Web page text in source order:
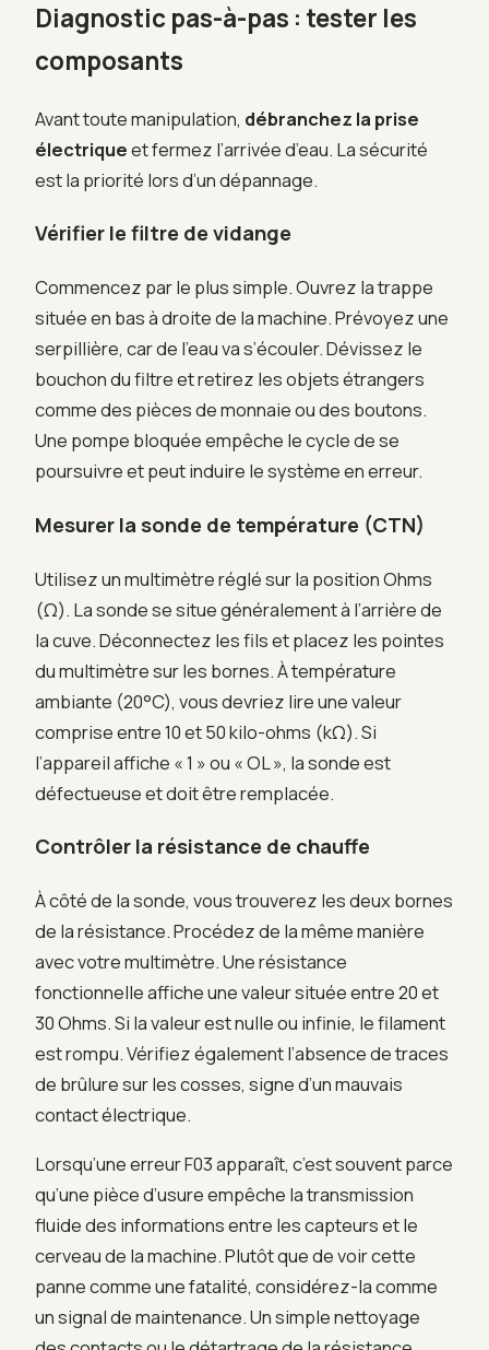
Diagnostic pas-à-pas : tester les
composants
Avant toute manipulation, débranchez la prise
électriqueet fermez l’arrivée d’eau. La sécurité
est la priorité lors d’un dépannage.
Vérifier le filtre de vidange
Commencez par le plus simple. Ouvrez la trappe
située en bas à droite de la machine. Prévoyez une
serpillière, car de l’eau va s’écouler. Dévissez le
bouchon du filtre et retirez les objets étrangers
comme des pièces de monnaie ou des boutons.
Une pompe bloquée empêche le cycle de se
poursuivre et peut induire le système en erreur.
Mesurer la sonde de température (CTN)
Utilisez un multimètre réglé sur la position Ohms
(Ω). La sonde se situe généralement à l’arrière de
la cuve. Déconnectez les fils et placez les pointes
du multimètre sur les bornes. À température
ambiante (20°C), vous devriez lire une valeur
comprise entre 10 et 50 kilo-ohms (kΩ). Si
l’appareil affiche « 1 » ou « OL », la sonde est
défectueuse et doit être remplacée.
Contrôler la résistance de chauffe
À côté de la sonde, vous trouverez les deux bornes
de la résistance. Procédez de la même manière
avec votre multimètre. Une résistance
fonctionnelle affiche une valeur située entre 20 et
30 Ohms. Si la valeur est nulle ou infinie, le filament
est rompu. Vérifiez également l’absence de traces
de brûlure sur les cosses, signe d’un mauvais
contact électrique.
Lorsqu’une erreur F03 apparaît, c’est souvent parce
qu’une pièce d’usure empêche la transmission
fluide des informations entre les capteurs et le
cerveau de la machine. Plutôt que de voir cette
panne comme une fatalité, considérez-la comme
un signal de maintenance. Un simple nettoyage